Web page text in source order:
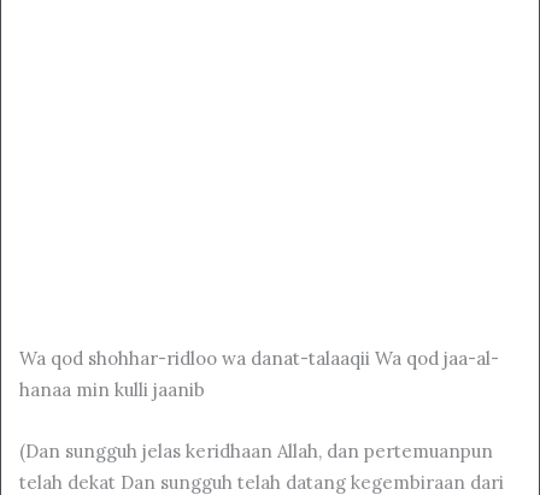
Wa qod shohhar-ridloo wa danat-talaaqii Wa qod jaa-al-
hanaa min kulli jaanib
(Dan sungguh jelas keridhaan Allah, dan pertemuanpun
telah dekat Dan sungguh telah datang kegembiraan dari